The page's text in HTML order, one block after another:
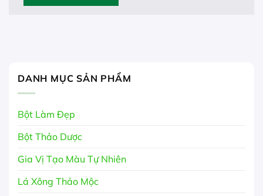
DANH MỤC SẢN PHẨM
Bột Làm Đẹp
Bột Thảo Dược
Gia Vị Tạo Màu Tự Nhiên
Lá Xông Thảo Mộc